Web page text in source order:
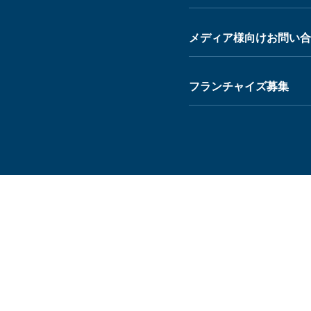
メディア様向けお問い
フランチャイズ募集